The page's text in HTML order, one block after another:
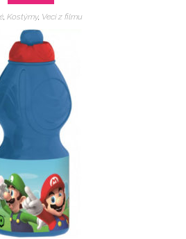
, Kostýmy, Veci z filmu